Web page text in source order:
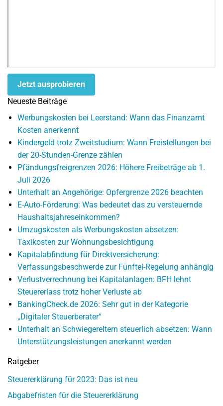
Jetzt ausprobieren
Neueste Beiträge
Werbungskosten bei Leerstand: Wann das Finanzamt
Kosten anerkennt
Kindergeld trotz Zweitstudium: Wann Freistellungen bei
der 20-Stunden-Grenze zählen
Pfändungsfreigrenzen 2026: Höhere Freibeträge ab 1.
Juli 2026
Unterhalt an Angehörige: Opfergrenze 2026 beachten
E-Auto-Förderung: Was bedeutet das zu versteuernde
Haushaltsjahreseinkommen?
Umzugskosten als Werbungskosten absetzen:
Taxikosten zur Wohnungsbesichtigung
Kapitalabfindung für Direktversicherung:
Verfassungsbeschwerde zur Fünftel-Regelung anhängig
Verlustverrechnung bei Kapitalanlagen: BFH lehnt
Steuererlass trotz hoher Verluste ab
BankingCheck.de 2026: Sehr gut in der Kategorie
„Digitaler Steuerberater“
Unterhalt an Schwiegereltern steuerlich absetzen: Wann
Unterstützungsleistungen anerkannt werden
Ratgeber
Steuererklärung für 2023: Das ist neu
Abgabefristen für die Steuererklärung